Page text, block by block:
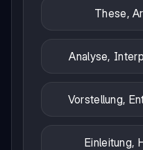
These,
Analyse,
Vorstellung,
Einleitung,